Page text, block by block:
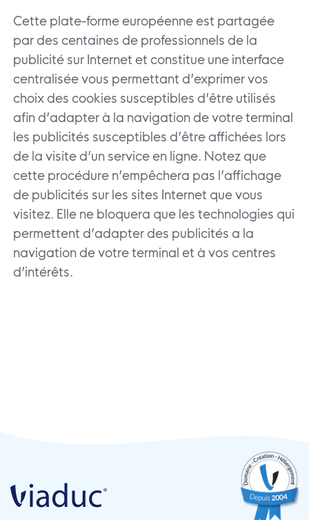
Cette plate-forme européenne est partagée
par des centaines de professionnels de la
publicité sur Internet et constitue une interface
centralisée vous permettant d’exprimer vos
choix des cookies susceptibles d’être utilisés
afin d’adapter à la navigation de votre terminal
les publicités susceptibles d’être affichées lors
de la visite d’un service en ligne. Notez que
cette procédure n’empêchera pas l’affichage
de publicités sur les sites Internet que vous
visitez. Elle ne bloquera que les technologies qui
permettent d’adapter des publicités a la
navigation de votre terminal et à vos centres
d’intérêts.